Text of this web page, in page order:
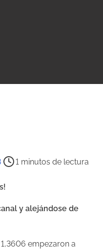
1 minutos de lectura
y alejándose de
empezaron a